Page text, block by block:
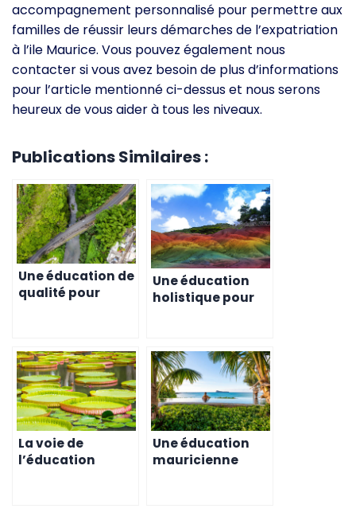
accompagnement personnalisé pour permettre aux
familles de réussir leurs démarches de l’expatriation
à l’ile Maurice. Vous pouvez également nous
contacter si vous avez besoin de plus d’informations
pour l’article mentionné ci-dessus et nous serons
heureux de vous aider à tous les niveaux.
Publications Similaires :
Une éducation de
qualité pour
Une éducation
holistique pour
La voie de
l’éducation
Une éducation
mauricienne